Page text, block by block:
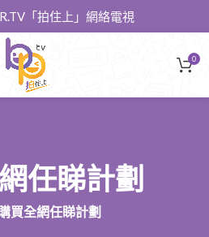
「拍住上」網絡電視
0
任睇計劃
買全網任睇計劃